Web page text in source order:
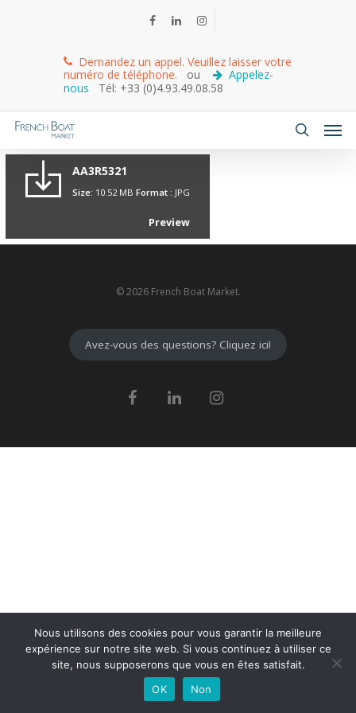
Demandez un appel. Veuillez laisser votre
numéro de téléphone. ou
Appelez-
nous
Tél: +33 (0)4.93.49.08.58
AA3R5321
Size: 10.52 MB Format : JPG
Preview
© 2026 French Boat Market.
Avez-vous des questions? Cliquez ici!
Nous utilisons des cookies pour vous garantir la meilleure
expérience sur notre site web. Si vous continuez à utiliser ce
site, nous supposerons que vous en êtes satisfait.
OK
Non